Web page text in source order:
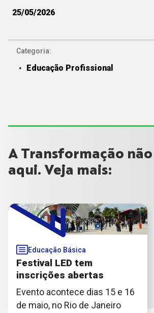
25/05/2026
Categoria:
Educação Profissional
A Transformação
aqui. Veja mais:
Educação Básica
Festival LED tem
inscrições abertas
Evento acontece dias 15 e 16
de maio, no Rio de Janeiro